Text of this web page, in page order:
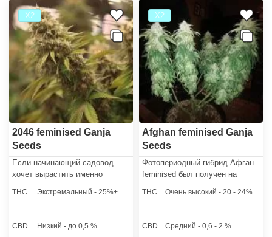
Х2
2046 feminised Ganja
Seeds
Если начинающий садовод
хочет вырастить именно
какие семена конопли заказать,
клонированию, что очень
THC Экстремальный - 25%+
CBD Низкий - до 0,5 %
Х2
Afghan feminised Ganja
Seeds
Фотопериодный гибрид Афган
feminised был получен на
и очень психоактивного
гроверу выращивать только
THC Очень высокий - 20 - 24%
CBD Средний - 0,6 - 2 %